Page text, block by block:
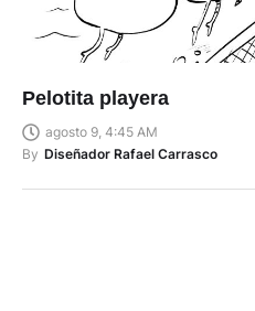
Pelotita playera
agosto 9, 4:45 AM
By Diseñador Rafael Carrasco